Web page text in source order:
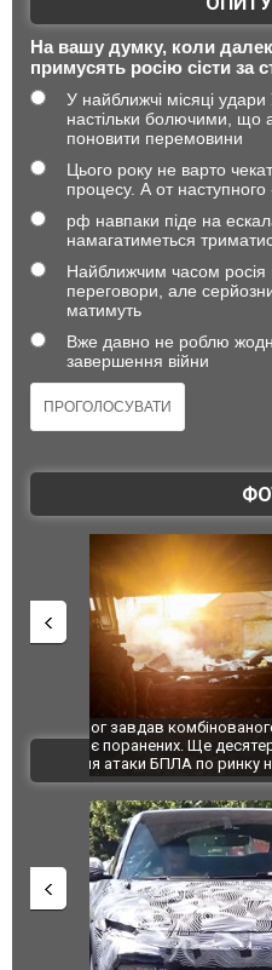
На вашу думку, коли
примусять росію сісти за
У найближчі місяці удари
настільки болючими, що
поновити перемовини
Цього року не варто
процесу. А от
рф навпаки піде на
намагатиметься
Найближчим часом росія
переговори, але
матимуть
Вже давно не роблю
завершення війни
За 2000 кілометрів
Єкатеринбурзі після
склад Wildberries.